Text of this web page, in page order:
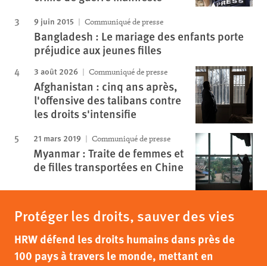
9 juin 2015 Communiqué de presse
Bangladesh : Le mariage des enfants porte
préjudice aux jeunes filles
3 août 2026 Communiqué de presse
Afghanistan : cinq ans après,
l'offensive des talibans contre
les droits s'intensifie
21 mars 2019 Communiqué de presse
Myanmar : Traite de femmes et
de filles transportées en Chine
Protéger les droits, sauver des vies
HRW défend les droits humains dans près de
100 pays à travers le monde, mettant en